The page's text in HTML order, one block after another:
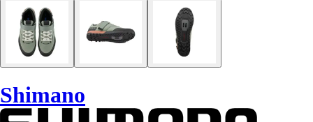
Shimano